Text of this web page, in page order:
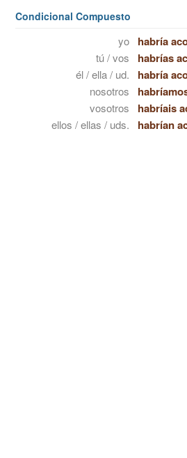
Condicional Compuesto
yo habría
tú / vos habrías
él / ella / ud. habría
nosotros
vosotros habríais
ellos / ellas / uds. habrían